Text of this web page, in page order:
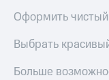
Оформить
Выбрать
Больше